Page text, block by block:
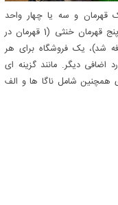
قهرمان و سه یا چهار واحد
جدید به هر مسابقه اضافه می کند، چهار کمپین، پنج قهرمان خنثی (1 قهرمان در
و دو نفر دیگر در آگوست 2004 اضافه شد)، یک فروشگاه برای هر
اضافی دیگر. مانند گزینه ای
همچنین شامل ناگا ها و الف